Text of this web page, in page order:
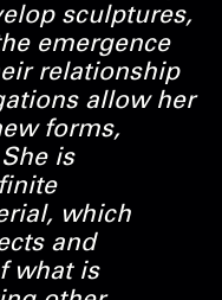
sculptures,
emergence
relationship
allow her
forms,
is
which
and
what is